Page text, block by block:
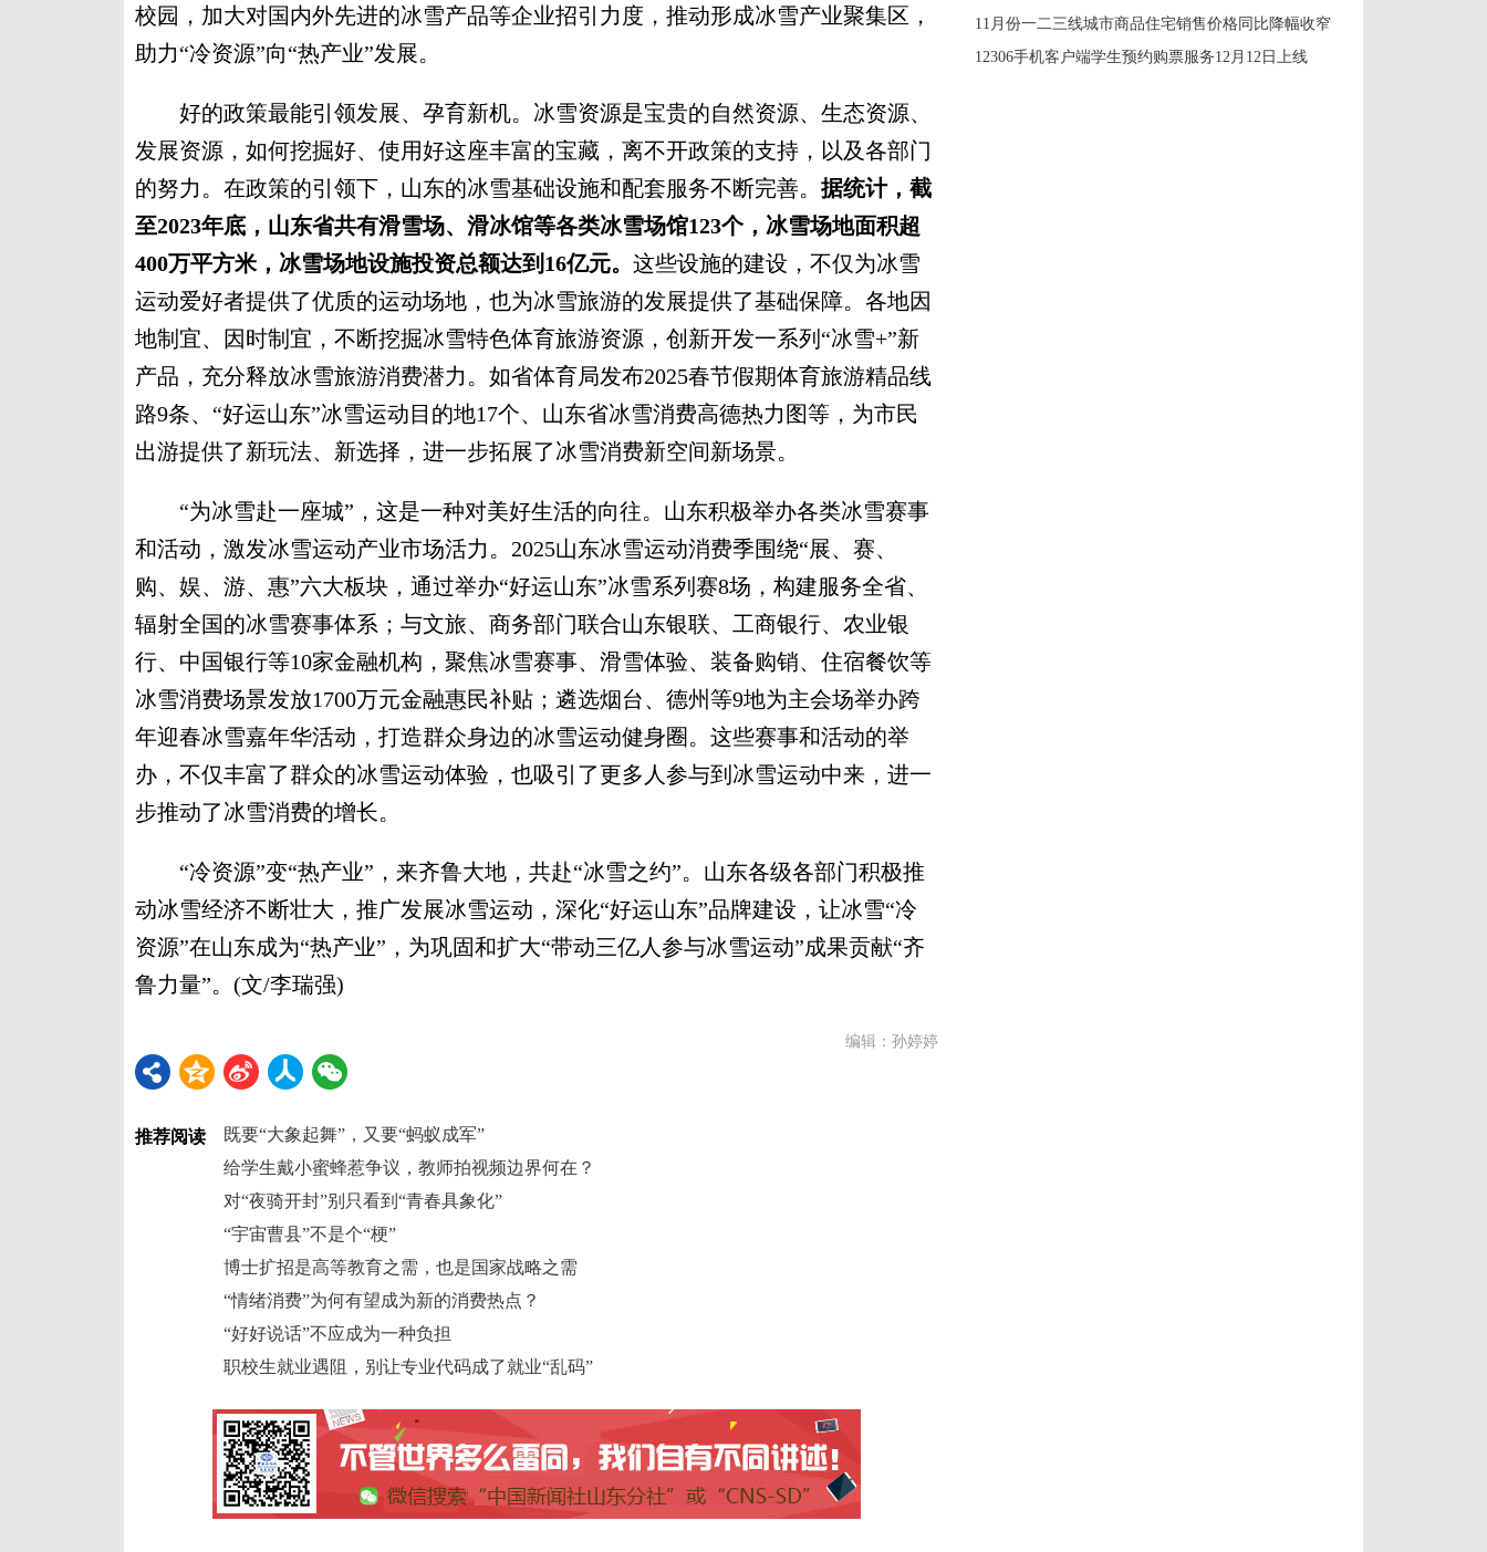
校园，加大对国内外先进的冰雪产品等企业招引力度，推动形成冰雪产业聚集区，
助力“冷资源”向“热产业”发展。
好的政策最能引领发展、孕育新机。冰雪资源是宝贵的自然资源、生态资源、
发展资源，如何挖掘好、使用好这座丰富的宝藏，离不开政策的支持，以及各部门
的努力。在政策的引领下，山东的冰雪基础设施和配套服务不断完善。 据统计，截
至2023年底，山东省共有滑雪场、滑冰馆等各类冰雪场馆123个，冰雪场地面积超
400万平方米，冰雪场地设施投资总额达到16亿元。 这些设施的建设，不仅为冰雪
运动爱好者提供了优质的运动场地，也为冰雪旅游的发展提供了基础保障。各地因
地制宜、因时制宜，不断挖掘冰雪特色体育旅游资源，创新开发一系列“冰雪+”新
产品，充分释放冰雪旅游消费潜力。如省体育局发布2025春节假期体育旅游精品线
路9条、“好运山东”冰雪运动目的地17个、山东省冰雪消费高德热力图等，为市民
出游提供了新玩法、新选择，进一步拓展了冰雪消费新空间新场景。
“为冰雪赴一座城”，这是一种对美好生活的向往。山东积极举办各类冰雪赛事
和活动，激发冰雪运动产业市场活力。2025山东冰雪运动消费季围绕“展、赛、
购、娱、游、惠”六大板块，通过举办“好运山东”冰雪系列赛8场，构建服务全省、
辐射全国的冰雪赛事体系；与文旅、商务部门联合山东银联、工商银行、农业银
行、中国银行等10家金融机构，聚焦冰雪赛事、滑雪体验、装备购销、住宿餐饮等
冰雪消费场景发放1700万元金融惠民补贴；遴选烟台、德州等9地为主会场举办跨
年迎春冰雪嘉年华活动，打造群众身边的冰雪运动健身圈。这些赛事和活动的举
办，不仅丰富了群众的冰雪运动体验，也吸引了更多人参与到冰雪运动中来，进一
步推动了冰雪消费的增长。
“冷资源”变“热产业”，来齐鲁大地，共赴“冰雪之约”。山东各级各部门积极推
动冰雪经济不断壮大，推广发展冰雪运动，深化“好运山东”品牌建设，让冰雪“冷
资源”在山东成为“热产业”，为巩固和扩大“带动三亿人参与冰雪运动”成果贡献“齐
鲁力量”。(文/李瑞强)
编辑：孙婷婷
推荐阅读
既要“大象起舞”，又要“蚂蚁成军”
给学生戴小蜜蜂惹争议，教师拍视频边界何在？
对“夜骑开封”别只看到“青春具象化”
“宇宙曹县”不是个“梗”
博士扩招是高等教育之需，也是国家战略之需
“情绪消费”为何有望成为新的消费热点？
“好好说话”不应成为一种负担
职校生就业遇阻，别让专业代码成了就业“乱码”
11月份一二三线城市商品住宅销售价格同比降幅收窄
12306手机客户端学生预约购票服务12月12日上线